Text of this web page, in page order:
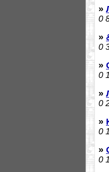
»
0
»
0
»
0
»
0
»
0
»
0